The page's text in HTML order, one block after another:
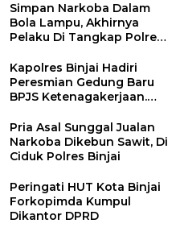
Simpan Narkoba Dalam
Bola Lampu, Akhirnya
Pelaku Di Tangkap Polres
Kapolres Binjai Hadiri
Peresmian Gedung Baru
BPJS Ketenagakerjaan.
Menyeluruh bagi Pekerja”
Pria Asal Sunggal Jualan
Narkoba Dikebun Sawit, Di
Ciduk Polres Binjai
Peringati HUT Kota Binjai
Forkopimda Kumpul
Dikantor DPRD